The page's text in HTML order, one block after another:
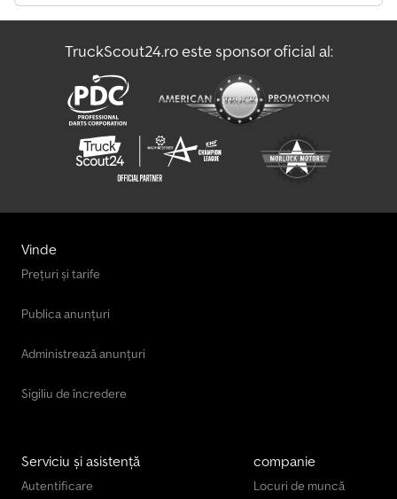
Pongratz Altele
Pongratz Autotransportator
Pongratz Lpa Remorci
Pongratz Remorci
Vreteno Valiza
Woermann Valiza
TruckScout24.ro este sponsor oficial al:
Vinde
Prețuri și tarife
Publica anunțuri
Administrează anunțuri
Sigiliu de încredere
Serviciu și asistență
Autentificare
companie
Locuri de muncă